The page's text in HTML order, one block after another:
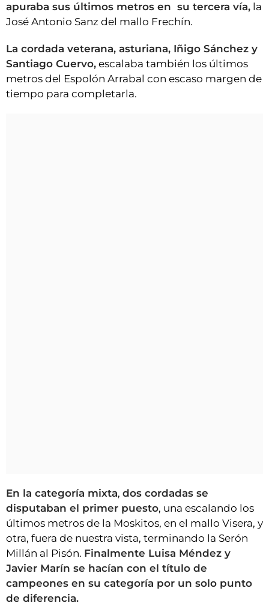
apuraba sus últimos metros en su tercera vía, la
José Antonio Sanz del mallo Frechín.
La cordada veterana, asturiana, Iñigo Sánchez y
Santiago Cuervo, escalaba también los últimos
metros del Espolón Arrabal con escaso margen de
tiempo para completarla.
En la categoría mixta, dos cordadas se
disputaban el primer puesto, una escalando los
últimos metros de la Moskitos, en el mallo Visera, y
otra, fuera de nuestra vista, terminando la Serón
Millán al Pisón. Finalmente Luisa Méndez y
Javier Marín se hacían con el título de
campeones en su categoría por un solo punto
de diferencia.